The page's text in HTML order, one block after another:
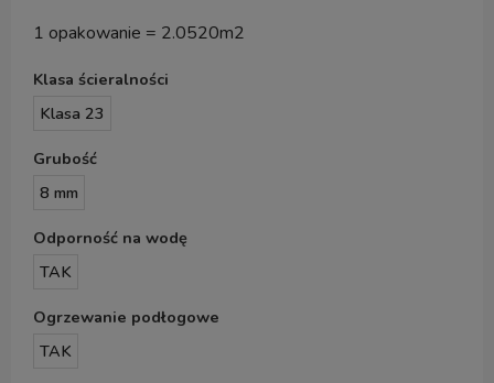
1 opakowanie = 2.0520m2
Klasa ścieralności
Klasa 23
Grubość
8 mm
Odporność na wodę
TAK
Ogrzewanie podłogowe
TAK